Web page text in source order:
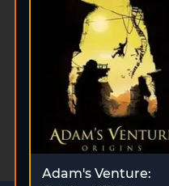
Adam's Venture: